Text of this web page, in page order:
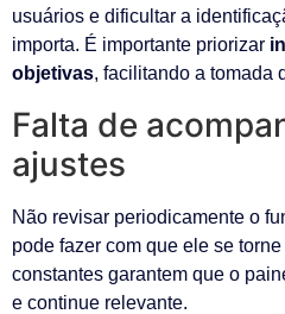
usuários e dificultar a
importa. É importante priorizar
objetivas, facilitando a tomada
Falta de
ajustes
Não revisar periodicamente o
pode fazer com que ele se
constantes garantem que o
e continue relevante.